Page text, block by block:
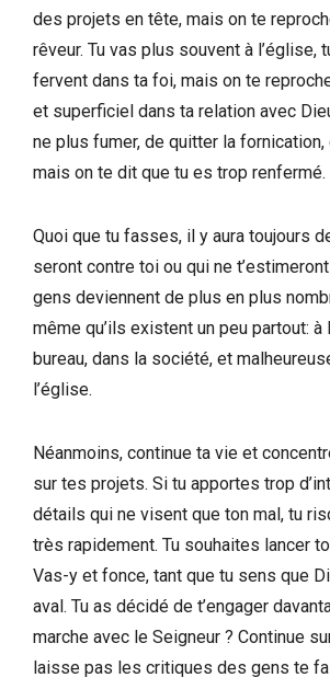
des projets en tête, mais on te
rêveur. Tu vas plus souvent à l’église,
fervent dans ta foi, mais on te
et superficiel dans ta relation avec
ne plus fumer, de quitter la
mais on te dit que tu es trop renfermé.
Quoi que tu fasses, il y aura toujours
seront contre toi ou qui ne
gens deviennent de plus en plus
même qu’ils existent un peu partout: à
bureau, dans la société, et
l’église.
Néanmoins, continue ta vie et
sur tes projets. Si tu apportes trop
détails qui ne visent que ton mal, tu
très rapidement. Tu souhaites lancer
Vas-y et fonce, tant que tu sens que
aval. Tu as décidé de t’engager
marche avec le Seigneur ? Continue
laisse pas les critiques des gens te